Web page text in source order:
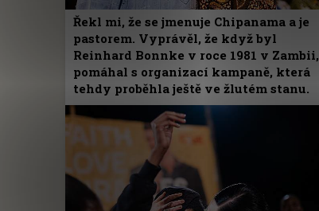
Řekl mi, že se jmenuje Chipanama a je
pastorem. Vyprávěl, že když byl
Reinhard Bonnke v roce 1981 v Zambii,
pomáhal s organizací kampaně, která
tehdy proběhla ještě ve žlutém stanu.